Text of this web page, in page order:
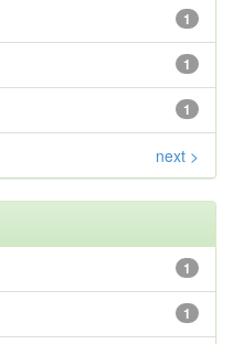
1
1
1
next >
1
1